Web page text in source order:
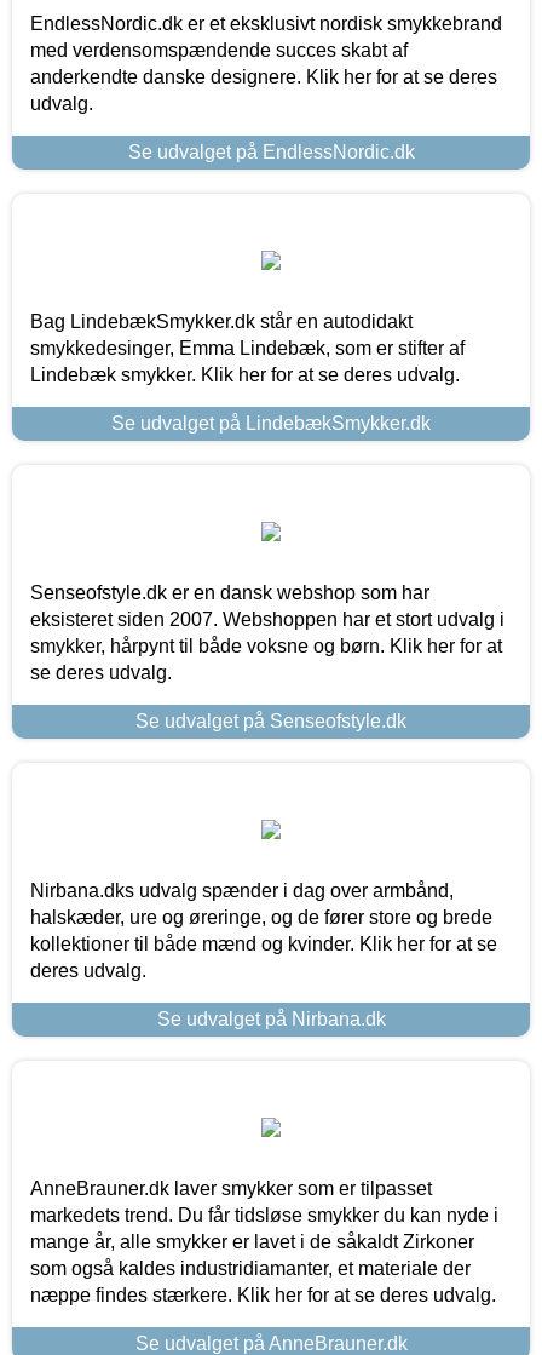
EndlessNordic.dk er et eksklusivt nordisk smykkebrand
med verdensomspændende succes skabt af
anderkendte danske designere. Klik her for at se deres
udvalg.
Se udvalget på EndlessNordic.dk
Bag LindebækSmykker.dk står en autodidakt
smykkedesinger, Emma Lindebæk, som er stifter af
Lindebæk smykker. Klik her for at se deres udvalg.
Se udvalget på LindebækSmykker.dk
Senseofstyle.dk er en dansk webshop som har
eksisteret siden 2007. Webshoppen har et stort udvalg i
smykker, hårpynt til både voksne og børn. Klik her for at
se deres udvalg.
Se udvalget på Senseofstyle.dk
Nirbana.dks udvalg spænder i dag over armbånd,
halskæder, ure og øreringe, og de fører store og brede
kollektioner til både mænd og kvinder. Klik her for at se
deres udvalg.
Se udvalget på Nirbana.dk
AnneBrauner.dk laver smykker som er tilpasset
markedets trend. Du får tidsløse smykker du kan nyde i
mange år, alle smykker er lavet i de såkaldt Zirkoner
som også kaldes industridiamanter, et materiale der
næppe findes stærkere. Klik her for at se deres udvalg.
Se udvalget på AnneBrauner.dk